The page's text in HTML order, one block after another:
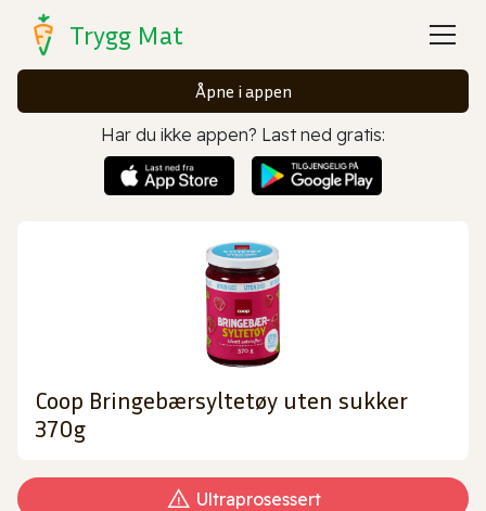
Trygg Mat
Åpne i appen
Har du ikke appen? Last ned gratis:
Coop Bringebærsyltetøy uten sukker
370g
Ultraprosessert